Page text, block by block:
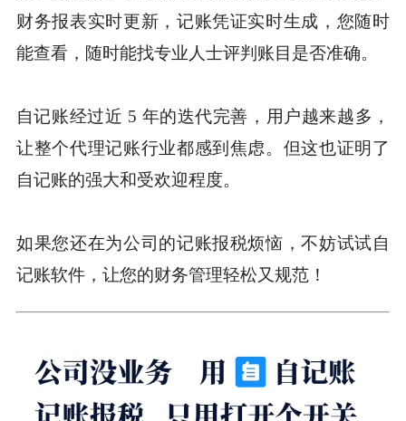
财务报表实时更新，记账凭证实时生成，您随时
能查看，随时能找专业人士评判账目是否准确。
自记账经过近 5 年的迭代完善，用户越来越多，
让整个代理记账行业都感到焦虑。但这也证明了
自记账的强大和受欢迎程度。
如果您还在为公司的记账报税烦恼，不妨试试自
记账软件，让您的财务管理轻松又规范！